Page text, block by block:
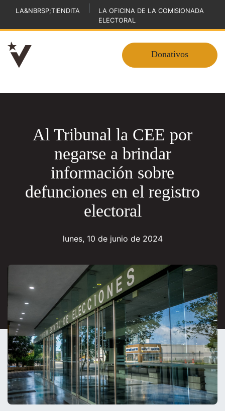
LA&NBRSP;TIENDITA
LA OFICINA DE LA COMISIONADA
ELECTORAL
Donativos
Al Tribunal la CEE por
negarse a brindar
información sobre
defunciones en el registro
electoral
lunes, 10 de junio de 2024